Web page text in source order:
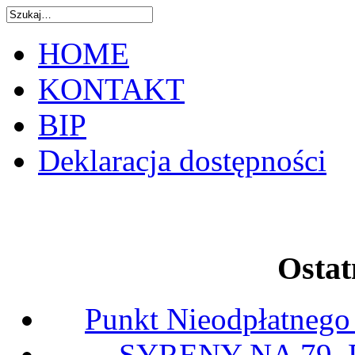
HOME
KONTAKT
BIP
Deklaracja dostępności
Punkt